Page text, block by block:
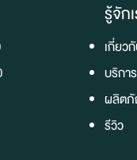
รู้จัก
เกี่ยว
บริการ
ผลิต
รีวิว